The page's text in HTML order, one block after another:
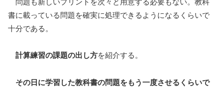
書に載っている問題を確実に処理できるようになるくらいで
十分である。
計算練習の課題の出し方を紹介する。
その日に学習した教科書の問題をもう一度させるくらいで